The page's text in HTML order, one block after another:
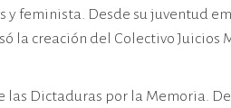
Desde su juventud
la creación del Colectivo Juicios
Dictaduras por la Memoria.